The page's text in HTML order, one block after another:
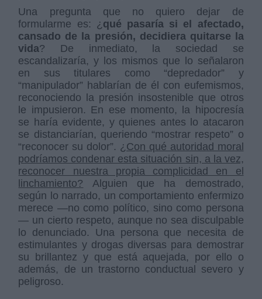
Una pregunta que no quiero dejar de
formularme es: ¿ qué pasaría si el afectado,
cansado de la presión, decidiera quitarse la
vida? De inmediato, la sociedad se
escandalizaría, y los mismos que lo señalaron
en sus titulares como “depredador” y
“manipulador” hablarían de él con eufemismos,
reconociendo la presión insostenible que otros
le impusieron. En ese momento, la hipocresía
se haría evidente, y quienes antes lo atacaron
se distanciarían, queriendo “mostrar respeto” o
“reconocer su dolor”. ¿Con qué autoridad moral
podríamos condenar esta situación sin, a la vez,
reconocer nuestra propia complicidad en el
linchamiento? Alguien que ha demostrado,
según lo narrado, un comportamiento enfermizo
merece —no como político, sino como persona
— un cierto respeto, aunque no sea disculpable
lo denunciado. Una persona que necesita de
estimulantes y drogas diversas para demostrar
su brillantez y que está aquejada, por ello o
además, de un trastorno conductual severo y
peligroso.